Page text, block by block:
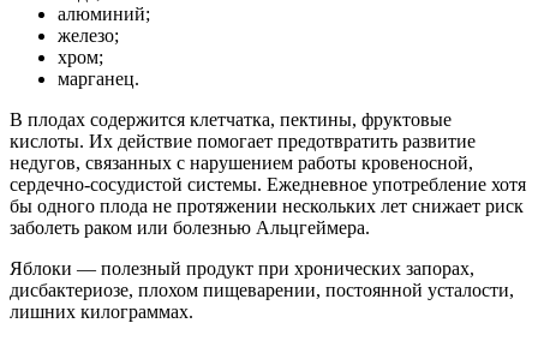
алюминий;
железо;
хром;
марганец.
В плодах содержится клетчатка, пектины, фруктовые
кислоты. Их действие помогает предотвратить развитие
недугов, связанных с нарушением работы кровеносной,
сердечно-сосудистой системы. Ежедневное употребление хотя
бы одного плода не протяжении нескольких лет снижает риск
заболеть раком или болезнью Альцгеймера.
Яблоки — полезный продукт при хронических запорах,
дисбактериозе, плохом пищеварении, постоянной усталости,
лишних килограммах.